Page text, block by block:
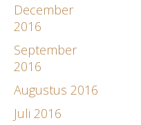
December
2016
September
2016
Augustus 2016
Juli 2016